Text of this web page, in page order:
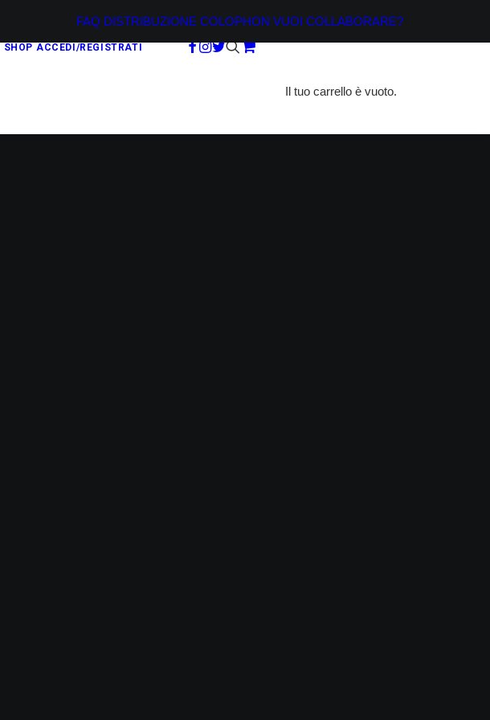
FAQ DISTRIBUZIONE COLOPHON VUOI COLLABORARE?
SHOP ACCEDI/REGISTRATI
Il tuo carrello è vuoto.